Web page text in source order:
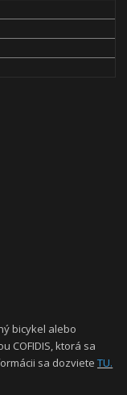
bicykel alebo
COFIDIS, ktorá sa
sa dozvieteTU.